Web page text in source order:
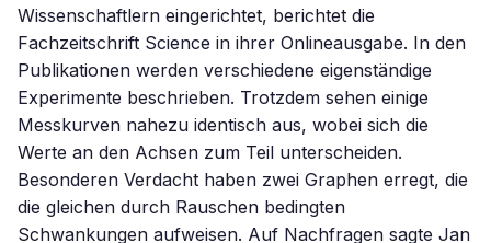
Wissenschaftlern eingerichtet, berichtet die
Fachzeitschrift Science in ihrer Onlineausgabe. In den
Publikationen werden verschiedene eigenständige
Experimente beschrieben. Trotzdem sehen einige
Messkurven nahezu identisch aus, wobei sich die
Werte an den Achsen zum Teil unterscheiden.
Besonderen Verdacht haben zwei Graphen erregt, die
die gleichen durch Rauschen bedingten
Schwankungen aufweisen. Auf Nachfragen sagte Jan